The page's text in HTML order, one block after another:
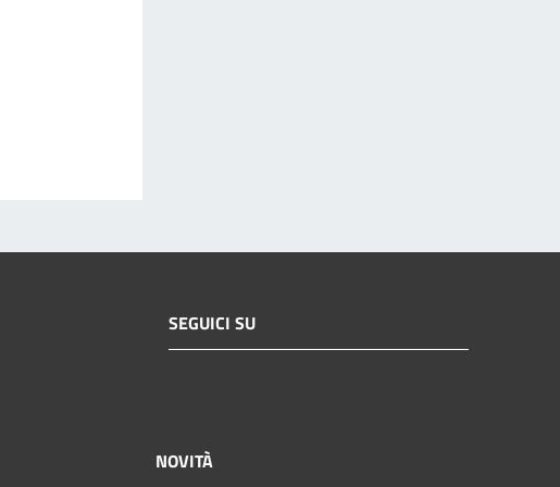
SEGUICI SU
NOVITÀ